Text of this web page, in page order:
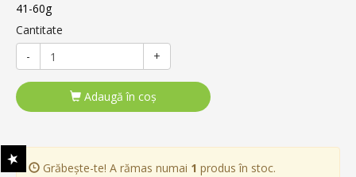
41-60g
Cantitate
-
+
Adaugă în coş
Grăbește-te! A rămas numai 1 produs în stoc.